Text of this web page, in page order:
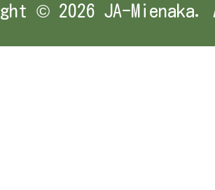
© 2026 JA-